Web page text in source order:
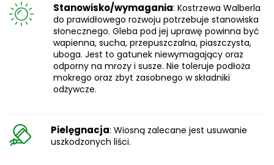
Stanowisko/wymagania: Kostrzewa Walberla
do prawidłowego rozwoju potrzebuje stanowiska
słonecznego. Gleba pod jej uprawę powinna być
wapienna, sucha, przepuszczalna, piaszczysta,
uboga. Jest to gatunek niewymagający oraz
odporny na mrozy i susze. Nie toleruje podłoża
mokrego oraz zbyt zasobnego w składniki
odżywcze.
Pielęgnacja: Wiosną zalecane jest usuwanie
uszkodzonych liści.